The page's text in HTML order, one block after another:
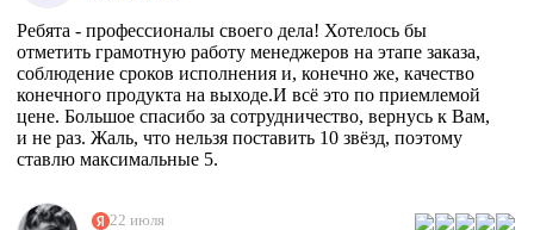
Ребята - профессионалы своего дела! Хотелось бы
отметить грамотную работу менеджеров на этапе заказа,
соблюдение сроков исполнения и, конечно же, качество
конечного продукта на выходе.И всё это по приемлемой
цене. Большое спасибо за сотрудничество, вернусь к Вам,
и не раз. Жаль, что нельзя поставить 10 звёзд, поэтому
ставлю максимальные 5.
22 июля